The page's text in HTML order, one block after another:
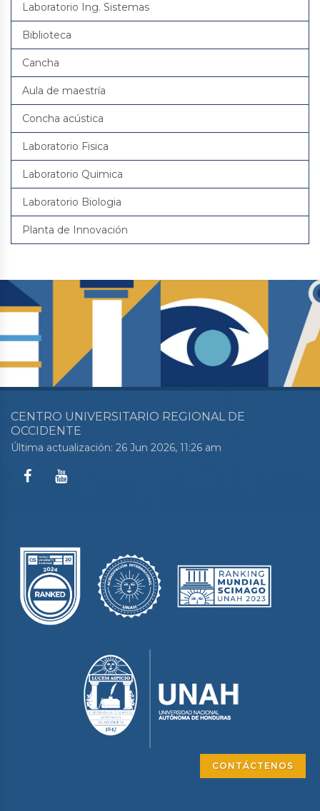
Laboratorio Ing. Sistemas
Biblioteca
Cancha
Aula de maestría
Concha acústica
Laboratorio Fisica
Laboratorio Quimica
Laboratorio Biologia
Planta de Innovación
CENTRO UNIVERSITARIO REGIONAL DE
OCCIDENTE
Última actualización: 26 Jun 2026, 11:26 am
CONTÁCTENOS